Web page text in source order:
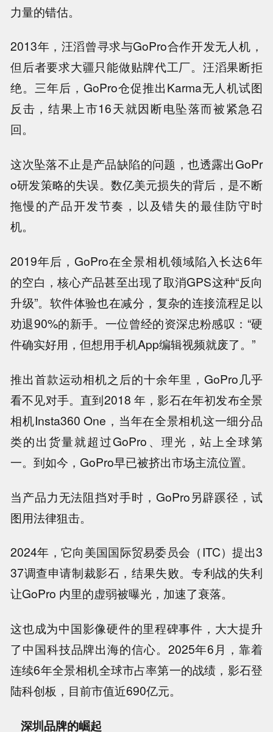
力量的错估。
2013年，汪滔曾寻求与GoPro合作开发无人机，
但后者要求大疆只能做贴牌代工厂。汪滔果断拒
绝。三年后，GoPro仓促推出Karma无人机试图
反击，结果上市16天就因断电坠落而被紧急召
回。
这次坠落不止是产品缺陷的问题，也透露出GoPr
o研发策略的失误。数亿美元损失的背后，是不断
拖慢的产品开发节奏，以及错失的最佳防守时
机。
2019年后，GoPro在全景相机领域陷入长达6年
的空白，核心产品甚至出现了取消GPS这种“反向
升级”。软件体验也在减分，复杂的连接流程足以
劝退90%的新手。一位曾经的资深忠粉感叹：“硬
件确实好用，但想用手机App编辑视频就废了。”
推出首款运动相机之后的十余年里，GoPro几乎
看不见对手。直到2018 年，影石在年初发布全景
相机Insta360 One，当年在全景相机这一细分品
类的出货量就超过GoPro、理光，站上全球第
一。到如今，GoPro早已被挤出市场主流位置。
当产品力无法阻挡对手时，GoPro另辟蹊径，试
图用法律狙击。
2024年，它向美国国际贸易委员会（ITC）提出3
37调查申请制裁影石，结果失败。专利战的失利
让GoPro 内里的虚弱被曝光，加速了衰落。
这也成为中国影像硬件的里程碑事件，大大提升
了中国科技品牌出海的信心。2025年6月，靠着
连续6年全景相机全球市占率第一的战绩，影石登
陆科创板，目前市值近690亿元。
深圳品牌的崛起